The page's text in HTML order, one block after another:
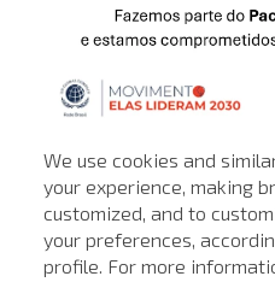
We use cookies and
your experience, making
customized, and to
your preferences,
profile. For more
© © Copyright 2000-2026 -